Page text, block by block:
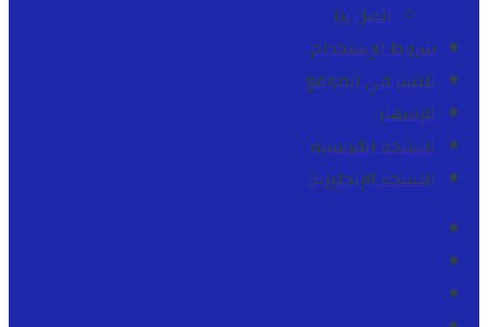
اتصل بنا
شروط الإستخدام
للنشر في الموقع
للإشهار
النسخة الفرنسية
النسخة الإنجليزية